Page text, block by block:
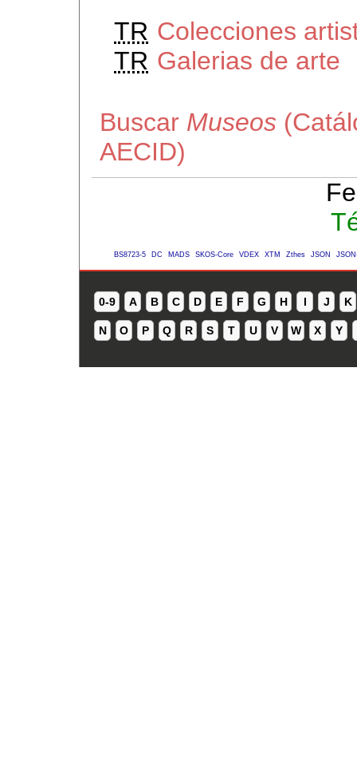
TR Colecciones
TR Galerias de arte
Buscar Museos
AECID)
BS8723-5 DC MADS SKOS-Core VDEX XTM Zthes JSON
0-9 A B C D E F G H I J K
N O P Q R S T U V W X Y